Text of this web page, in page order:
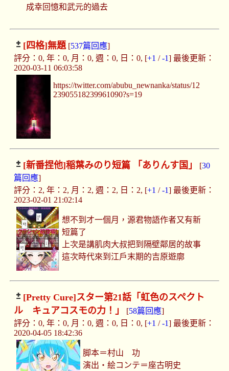
成幸回憶和武元的過去
[四格]無題[537篇回應]
評分：0, 年：0, 月：0, 週：0, 日：0, [+1 /-1] 最後更新：
2020-03-11 06:03:58
https://twitter.com/abubu_newnanka/status/12
23905518239961090?s=19
[新番捏他]稲葉みのり短篇 「ありんす国」 [30
篇回應]
評分：2, 年：2, 月：2, 週：2, 日：2, [+1 /-1] 最後更新：
2023-02-01 21:02:14
想不到才一個月，源君物語作者又有新
短篇了
上次是講肌肉大叔把到隔壁鄰居的故事
這次時代來到江戶末期的吉原遊廓
[Pretty Cure]スター第21話「虹色のスペクト
ル キュアコスモの力！」
[58篇回應]
評分：0, 年：0, 月：0, 週：0, 日：0, [+1 /-1] 最後更新：
2020-04-05 18:42:36
脚本＝村山 功
演出・絵コンテ＝座古明史